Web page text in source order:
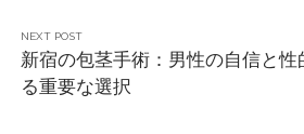
NEXT POST
新宿の包茎手術：男性の自信と
る重要な選択